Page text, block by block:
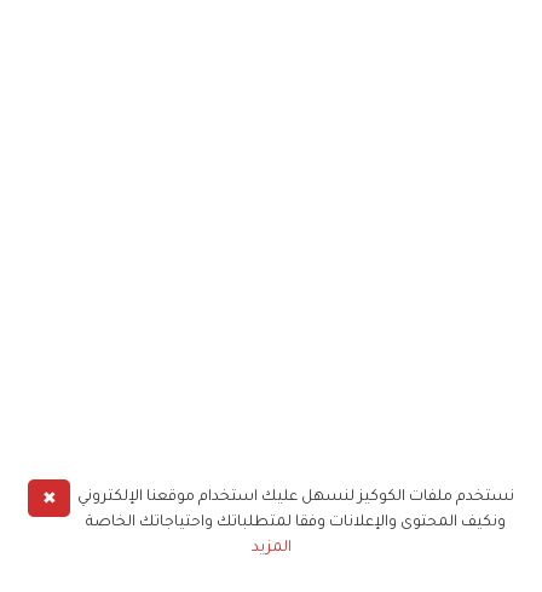
✖
نستخدم ملفات الكوكيز لنسهل عليك استخدام موقعنا الإلكتروني
ونكيف المحتوى والإعلانات وفقا لمتطلباتك واحتياجاتك الخاصة
المزيد